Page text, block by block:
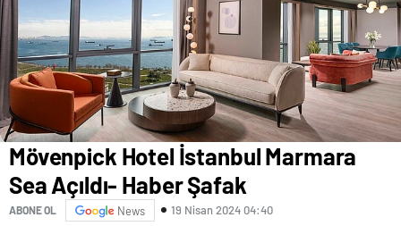
Mövenpick Hotel İstanbul Marmara
Sea Açıldı- Haber Şafak
ABONE OL News 19 Nisan 2024 04:40